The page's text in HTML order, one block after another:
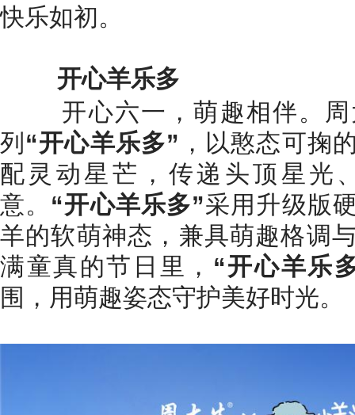
快乐如初。
开心羊乐多
开心六一，萌趣相伴。周
列 “开心羊乐多” ，以憨态可掬
配灵动星芒，传递头顶星光
意。 “开心羊乐多”采用升级版
羊的软萌神态，兼具萌趣格调
满童真的节日里， “开心羊乐
围，用萌趣姿态守护美好时光。